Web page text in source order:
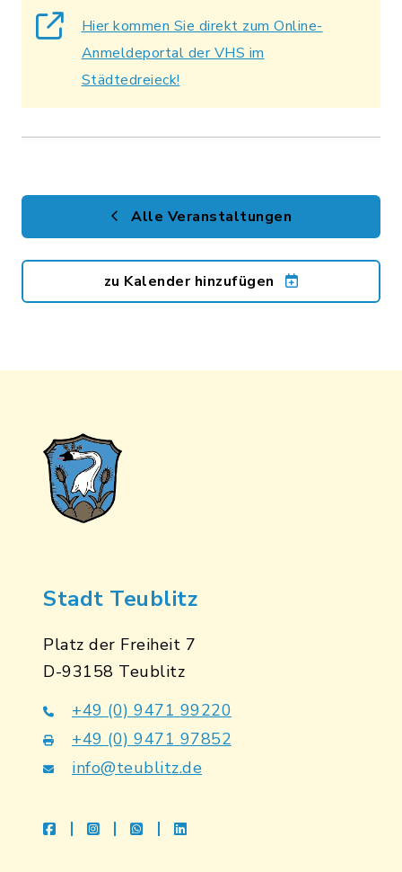
Hier kommen Sie direkt zum Online-
Anmeldeportal der VHS im
Städtedreieck!
Alle Veranstaltungen
zu Kalender hinzufügen
Stadt Teublitz
Platz der Freiheit 7
D-93158 Teublitz
+49 (0) 9471 99220
+49 (0) 9471 97852
info@teublitz.de
facebookinstagramwhatsapplinkedin